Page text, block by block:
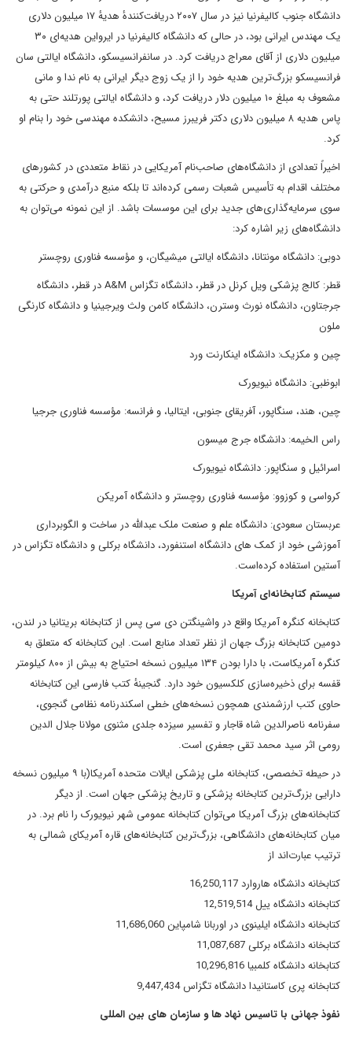
دانشگاه جنوب کالیفرنیا نیز در سال ۲۰۰۷ دریافت‌کنندهٔ هدیهٔ ۱۷ میلیون دلاری
یک مهندس ایرانی بود، در حالی که دانشگاه کالیفرنیا در ایرواین هدیه‌ای ۳۰
میلیون دلاری از آقای معراج دریافت کرد. در سانفرانسیسکو، دانشگاه ایالتی سان
فرانسیسکو بزرگ‌ترین هدیه خود را از یک زوج دیگر ایرانی به نام ندا و مانی
مشعوف به مبلغ ۱۰ میلیون دلار دریافت کرد، و دانشگاه ایالتی پورتلند حتی به
پاس هدیه ۸ میلیون دلاری دکتر فریبرز مسیح، دانشکده مهندسی خود را بنام او
کرد.
اخیراً تعدادی از دانشگاه‌های صاحب‌نام آمریکایی در نقاط متعددی در کشورهای
مختلف اقدام به تأسیس شعبات رسمی کرده‌اند تا بلکه منبع درآمدی و حرکتی به
سوی سرمایه‌گذاری‌های جدید برای این موسسات باشد. از این نمونه می‌توان به
دانشگاه‌های زیر اشاره کرد:
دوبی: دانشگاه مونتانا، دانشگاه ایالتی میشیگان، و مؤسسه فناوری روچستر
قطر: کالج پزشکی ویل کرنل در قطر، دانشگاه تگزاس A&M در قطر، دانشگاه
جرجتاون، دانشگاه نورث وسترن، دانشگاه کامن ولث ویرجینیا و دانشگاه کارنگی
ملون
چین و مکزیک: دانشگاه اینکارنت ورد
ابوظبی: دانشگاه نیویورک
چین، هند، سنگاپور، آفریقای جنوبی، ایتالیا، و فرانسه: مؤسسه فناوری جرجیا
راس الخیمه: دانشگاه جرج میسون
اسرائیل و سنگاپور: دانشگاه نیویورک
کرواسی و کوزوو: مؤسسه فناوری روچستر و دانشگاه آمریکن
عربستان سعودی: دانشگاه علم و صنعت ملک عبدالله در ساخت و الگوبرداری
آموزشی خود از کمک های دانشگاه استنفورد، دانشگاه برکلی و دانشگاه تگزاس در
آستین استفاده کرده‌است.
سیستم کتابخانه‌ای آمریکا
کتابخانه کنگره آمریکا واقع در واشینگتن دی سی پس از کتابخانه بریتانیا در لندن،
دومین کتابخانه بزرگ جهان از نظر تعداد منابع است. این کتابخانه که متعلق به
کنگره آمریکاست، با دارا بودن ۱۳۴ میلیون نسخه احتیاج به بیش از ۸۰۰ کیلومتر
قفسه برای ذخیره‌سازی کلکسیون خود دارد. گنجینهٔ کتب فارسی این کتابخانه
حاوی کتب ارزشمندی همچون نسخه‌های خطی اسکندرنامه نظامی گنجوی،
سفرنامه ناصرالدین شاه قاجار و تفسیر سیزده جلدی مثنوی مولانا جلال الدین
رومی اثر سید محمد تقی جعفری است.
در حیطه تخصصی، کتابخانه ملی پزشکی ایالات متحده آمریکا(با ۹ میلیون نسخه
دارایی بزرگ‌ترین کتابخانه پزشکی و تاریخ پزشکی جهان است. از دیگر
کتابخانه‌های بزرگ آمریکا می‌توان کتابخانه عمومی شهر نیویورک را نام برد. در
میان کتابخانه‌های دانشگاهی، بزرگ‌ترین کتابخانه‌های قاره آمریکای شمالی به
ترتیب عبارت‌اند از
کتابخانه دانشگاه هاروارد 16,250,117
کتابخانه دانشگاه ییل 12,519,514
کتابخانه دانشگاه ایلینوی در اوربانا شامپاین 11,686,060
کتابخانه دانشگاه برکلی 11,087,687
کتابخانه دانشگاه کلمبیا 10,296,816
کتابخانه پری کاستانیدا دانشگاه تگزاس 9,447,434
نفوذ جهانی با تاسیس نهاد ها و سازمان های بین المللی